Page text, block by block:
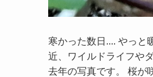
寒かった数日.... やっと
近、ワイルドライフや
去年の写真です。 桜が